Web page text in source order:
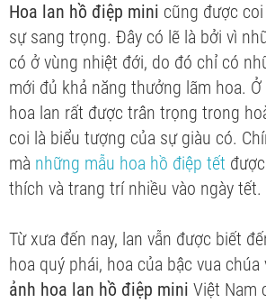
Hoa lan hồ điệp mini cũng được
sự sang trọng. Đây có lẽ là bởi vì
có ở vùng nhiệt đới, do đó chỉ có
mới đủ khả năng thưởng lãm hoa.
hoa lan rất được trân trọng trong
coi là biểu tượng của sự giàu có.
mà những mẫu hoa hồ điệp tết
thích và trang trí nhiều vào ngày tết.
Từ xưa đến nay, lan vẫn được biết
hoa quý phái, hoa của bậc vua chúa
ảnh hoa lan hồ điệp mini Việt Nam